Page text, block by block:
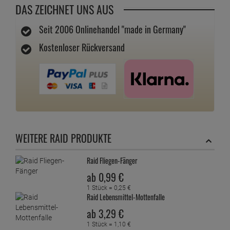
DAS ZEICHNET UNS AUS
Seit 2006 Onlinehandel "made in Germany"
Kostenloser Rückversand
WEITERE RAID PRODUKTE
Raid Fliegen-Fänger
ab 0,99 €
1 Stück =0,25 €
Raid Lebensmittel-Mottenfalle
ab 3,29 €
1 Stück = 1,10 €